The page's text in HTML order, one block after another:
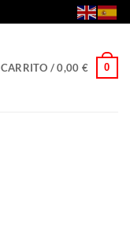
CARRITO /0,00 € 0